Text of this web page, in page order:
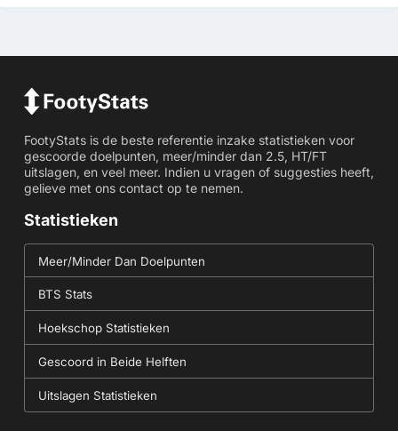
FootyStats is de beste referentie inzake statistieken voor
gescoorde doelpunten, meer/minder dan 2.5, HT/FT
uitslagen, en veel meer. Indien u vragen of suggesties heeft,
gelieve met ons contact op te nemen.
Statistieken
Meer/Minder Dan Doelpunten
BTS Stats
Hoekschop Statistieken
Gescoord in Beide Helften
Uitslagen Statistieken